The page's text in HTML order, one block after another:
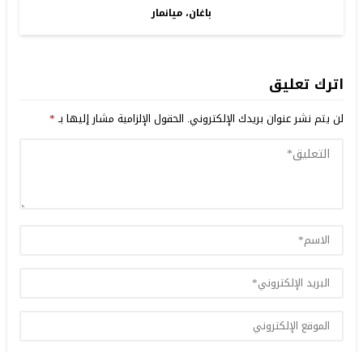
باغان، ميانمار
اترك تعليق
لن يتم نشر عنوان بريدك الإلكتروني. الحقول الإلزامية مشار إليها بـ*